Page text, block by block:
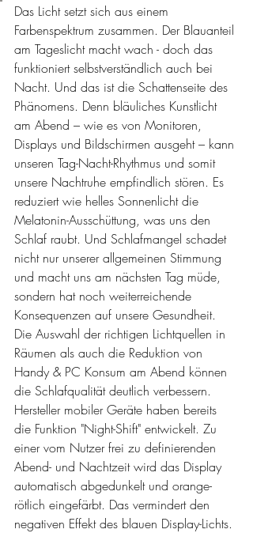
Das Licht setzt sich aus einem
Farbenspektrum zusammen. Der Blauanteil
am Tageslicht macht wach - doch das
funktioniert selbstverständlich auch bei
Nacht. Und das ist die Schattenseite des
Phänomens. Denn bläuliches Kunstlicht
am Abend – wie es von Monitoren,
Displays und Bildschirmen ausgeht – kann
unseren Tag-Nacht-Rhythmus und somit
unsere Nachtruhe empfindlich stören. Es
reduziert wie helles Sonnenlicht die
Melatonin-Ausschüttung, was uns den
Schlaf raubt. Und Schlafmangel schadet
nicht nur unserer allgemeinen Stimmung
und macht uns am nächsten Tag müde,
sondern hat noch weiterreichende
Konsequenzen auf unsere Gesundheit.
Die Auswahl der richtigen Lichtquellen in
Räumen als auch die Reduktion von
Handy & PC Konsum am Abend können
die Schlafqualität deutlich verbessern.
Hersteller mobiler Geräte haben bereits
die Funktion "Night-Shift" entwickelt. Zu
einer vom Nutzer frei zu definierenden
Abend- und Nachtzeit wird das Display
automatisch abgedunkelt und orange-
rötlich eingefärbt. Das vermindert den
negativen Effekt des blauen Display-Lichts.